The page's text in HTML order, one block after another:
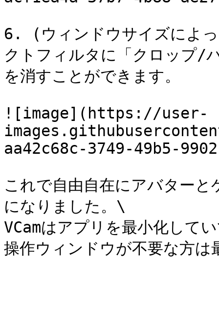
6. (ウィンドウサイズによ
クトフィルタに「クロップ/
を消すことができます。
![image](https://user-
aa42c68c-3749-49b5-
これで自由自在にアバター
になりました。\
VCamはアプリを最小化して